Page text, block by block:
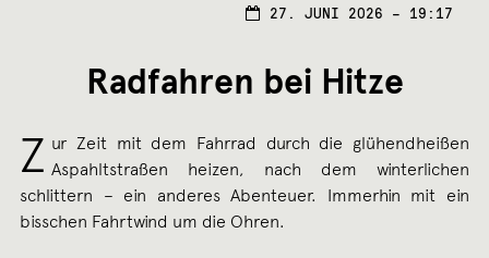
27. JUNI 2026 – 19:17
Radfahren bei Hitze
Z ur Zeit mit dem Fahrrad durch die glühendheißen
Aspahltstraßen heizen, nach dem winterlichen
schlittern – ein anderes Abenteuer. Immerhin mit ein
bisschen Fahrtwind um die Ohren.